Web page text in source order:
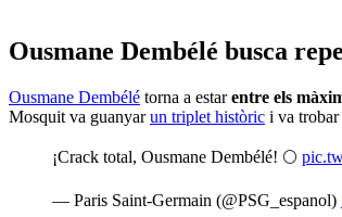
Ousmane Dembélé busca
Ousmane Dembélé torna a estarentre els
Mosquit va guanyarun triplet històric i va trobar
¡Crack total, Ousmane Dembélé! 🌕
— Paris Saint-Germain (@PSG_espanol)